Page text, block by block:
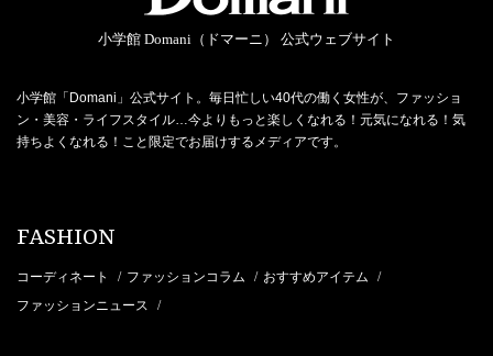
小学館 Domani（ドマーニ） 公式ウェブサイト
小学館「Domani」公式サイト。毎日忙しい40代の働く女性が、ファッショ
ン・美容・ライフスタイル…今よりもっと楽しくなれる！元気になれる！気
持ちよくなれる！こと限定でお届けするメディアです。
FASHION
コーディネート / ファッションコラム / おすすめアイテム /
ファッションニュース /